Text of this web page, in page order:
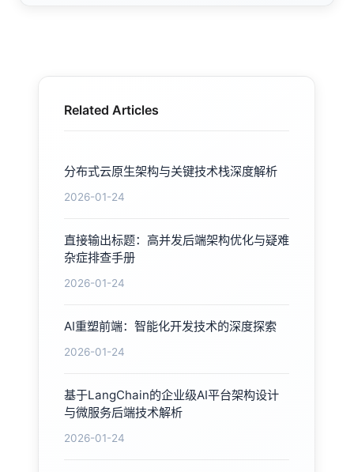
Related Articles
分布式云原生架构与关键技术栈深度解析
2026-01-24
直接输出标题：高并发后端架构优化与疑难
杂症排查手册
2026-01-24
AI重塑前端：智能化开发技术的深度探索
2026-01-24
基于LangChain的企业级AI平台架构设计
与微服务后端技术解析
2026-01-24